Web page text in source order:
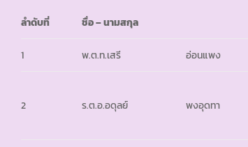
ลำดับที่ ชื่อ – นามสกุล
1 พ.ต.ท.เสรี อ่อนแพง
2 ร.ต.อ.อดุลย์ พงอุดทา